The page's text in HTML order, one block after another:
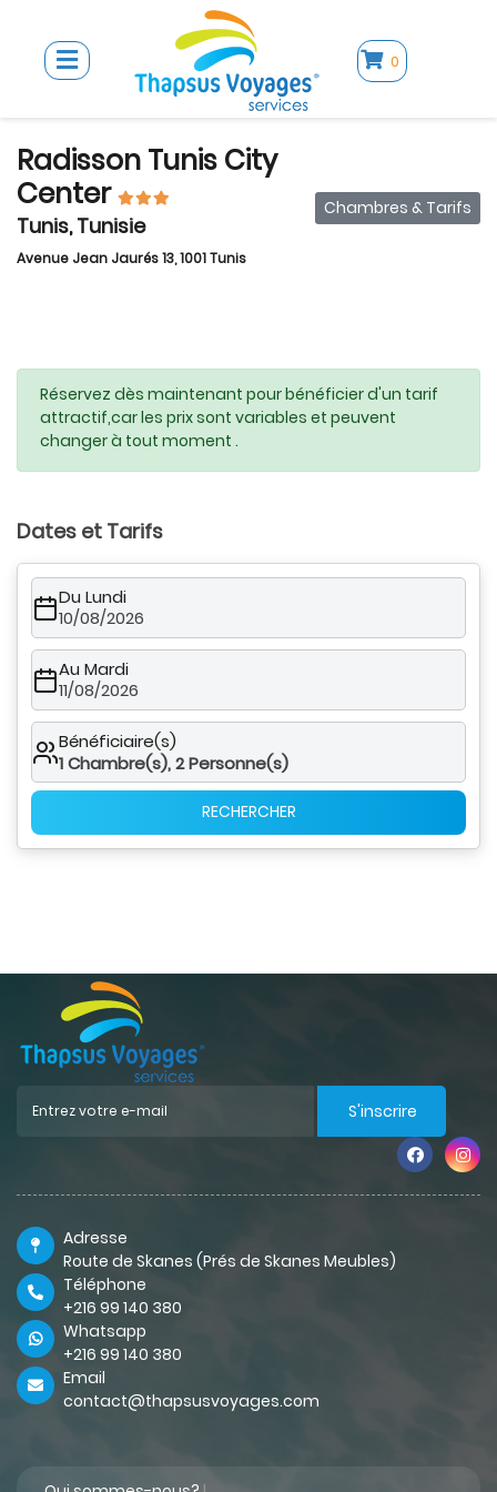
0
Radisson Tunis City
Center
Tunis, Tunisie
Avenue Jean Jaurés 13, 1001 Tunis
Chambres & Tarifs
Réservez dès maintenant pour bénéficier d'un tarif
attractif,car les prix sont variables et peuvent
changer à tout moment .
Dates et Tarifs
Du Lundi
10/08/2026
Au Mardi
11/08/2026
Bénéficiaire(s)
1Chambre(s),2Personne(s)
RECHERCHER
S'inscrire
Adresse
Route de Skanes (Prés de Skanes Meubles)
Téléphone
+216 99 140 380
Whatsapp
+216 99 140 380
Email
contact@thapsusvoyages.com